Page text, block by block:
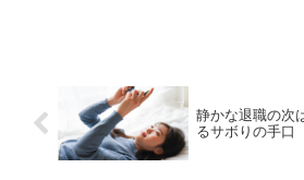
静かな退職の次
るサボりの手口